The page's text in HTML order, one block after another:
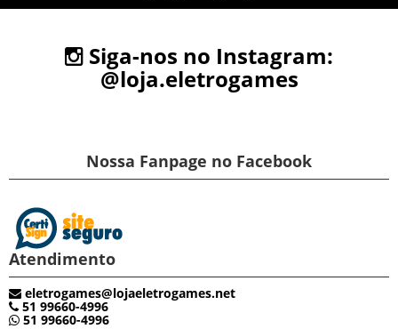
Siga-nos no Instagram:
@loja.eletrogames
Nossa Fanpage no Facebook
Atendimento
eletrogames@lojaeletrogames.net
51 99660-4996
51 99660-4996